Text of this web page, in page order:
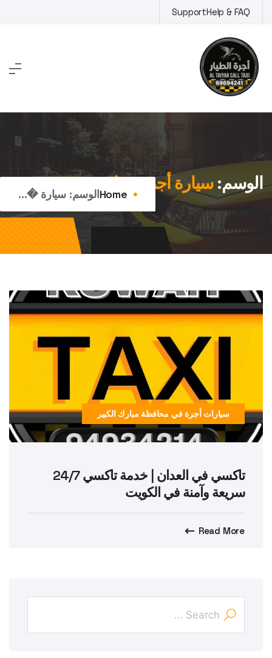
to
content
Help & FAQ
Support
الوسم:سيارة أجرة عدان
Homeالوسم: سيارة �...
سيارات أجرة في محافظة مبارك الكبير
تاكسي في العدان | خدمة تاكسي 24/7
سريعة وآمنة في الكويت
Read More